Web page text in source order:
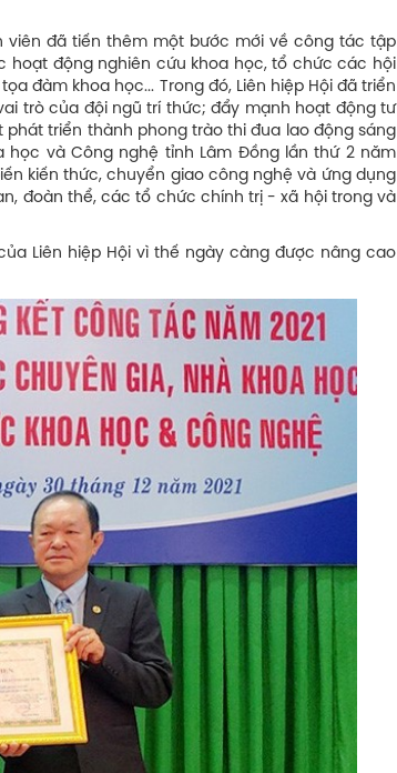
viên đã tiến thêm một bước mới về công tác tập
hoạt động nghiên cứu khoa học, tổ chức các hội
đàm khoa học... Trong đó, Liên hiệp Hội đã triển
trò của đội ngũ trí thức; đẩy mạnh hoạt động tư
triển thành phong trào thi đua lao động sáng
và Công nghệ tỉnh Lâm Đồng lần thứ 2 năm
kiến thức, chuyển giao công nghệ và ứng dụng
đoàn thể, các tổ chức chính trị - xã hội trong và
Liên hiệp Hội vì thế ngày càng được nâng cao